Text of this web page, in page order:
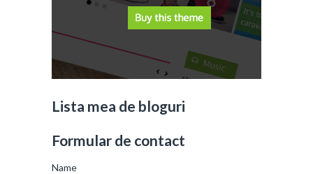
Lista mea de bloguri
Formular de contact
Name